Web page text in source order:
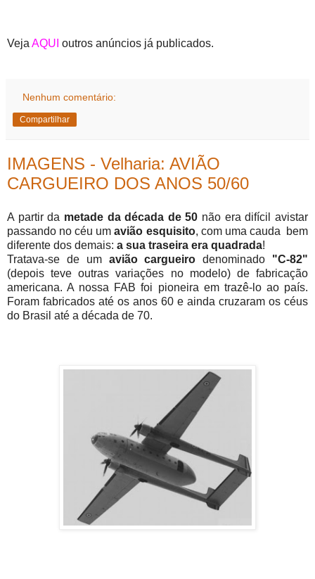
Veja AQUI outros anúncios já publicados.
Nenhum comentário:
Compartilhar
IMAGENS - Velharia: AVIÃO
CARGUEIRO DOS ANOS 50/60
A partir da metade da década de 50 não era difícil avistar
passando no céu umavião esquisito, com uma cauda bem
diferente dos demais: a sua traseira era quadrada!
Tratava-se de um avião cargueiro denominado "C-82"
(depois teve outras variações no modelo) de fabricação
americana. A nossa FAB foi pioneira em trazê-lo ao país.
Foram fabricados até os anos 60 e ainda cruzaram os céus
do Brasil até a década de 70.